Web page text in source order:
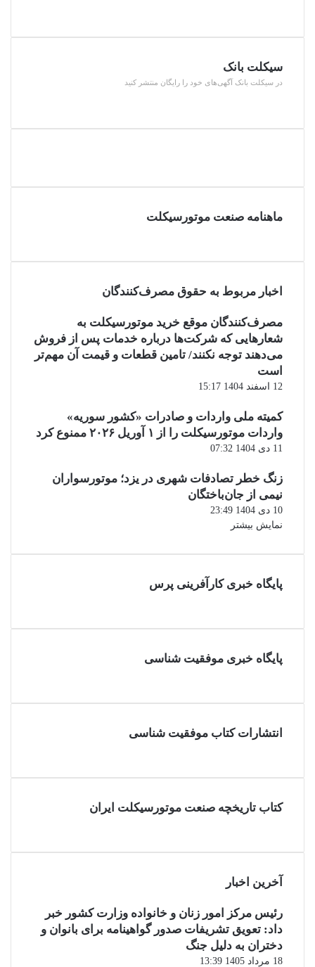
سیکلت بانک
در سیکلت بانک آگهی‌های خود را رایگان منتشر کنید
ماهنامه صنعت موتورسیکلت
اخبار مربوط به حقوق مصرف‌کنندگان
مصرف‌کنندگان موقع خرید موتورسیکلت به
شعارهایی که شرکت‌ها درباره خدمات پس از فروش
می‌دهند توجه نکنند/ تامین قطعات و قیمت آن مهم‌تر
است
12 اسفند 1404 15:17
کمیته ملی واردات و صادرات «کشور سوریه»
واردات موتورسیکلت را از ۱ آوریل ۲۰۲۶ ممنوع کرد
11 دی 1404 07:32
زنگ خطر تصادفات شهری در یزد؛ موتورسواران
نیمی از جان‌باختگان
10 دی 1404 23:49
نمایش بیشتر
پایگاه خبری کارآفرینی پرس
پایگاه خبری موفقیت شناسی
انتشارات کتاب موفقیت شناسی
کتاب تاریخچه صنعت موتورسیکلت ایران
آخرین اخبار
رئیس مرکز امور زنان و خانواده وزارت کشور خبر
داد: تعویق تشریفات صدور گواهینامه برای بانوان و
دختران به دلیل جنگ
18 مرداد 1405 13:39